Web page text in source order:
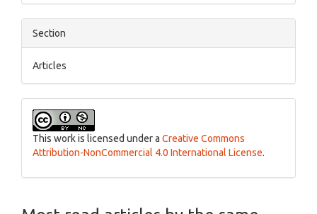
Section
Articles
This work is licensed under a Creative Commons
Attribution-NonCommercial 4.0 International License.